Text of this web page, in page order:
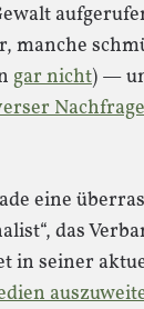
manche
gar nicht) —
eine
das
in seiner